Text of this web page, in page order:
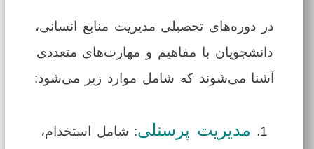
در دوره‌های تحصیلی مدیریت منابع انسانی،
دانشجویان با مفاهیم و مهارت‌های متعددی
آشنا می‌شوند که شامل موارد زیر می‌شود:
مدیریت پرسنلی: شامل استخدام،